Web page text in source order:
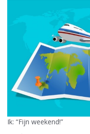
Ik: “Fijn weekend!”